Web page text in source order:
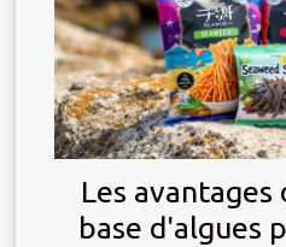
Les avantages
base d'algues